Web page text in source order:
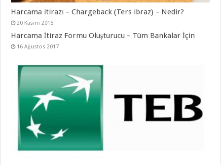
Harcama itirazı – Chargeback (Ters ibraz) – Nedir?
20 Kasım 2015
Harcama İtiraz Formu Oluşturucu – Tüm Bankalar İçin
16 Ağustos 2017